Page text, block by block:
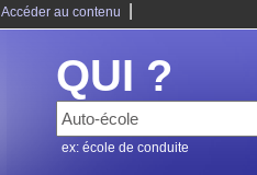
Accéder au contenu
QUI ?
ex: école de conduite